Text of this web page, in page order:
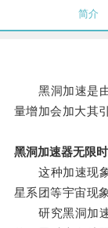
简介
黑洞加速是由
量增加会加大其
黑洞加速器无限
这种加速现象
星系团等宇宙现
研究黑洞加速